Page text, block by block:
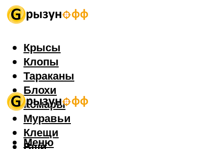
Крысы
Клопы
Тараканы
Блохи
Комары
Муравьи
Клещи
Меню